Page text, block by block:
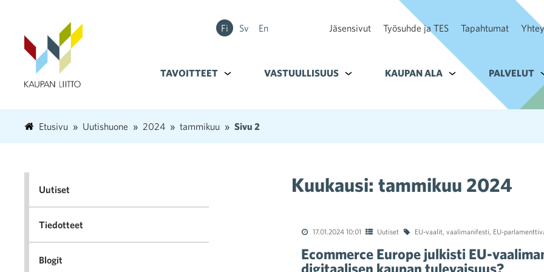
Fi Sv En Jäsensivut Työsuhde ja TES Tapahtumat
TAVOITTEET Alavalikko kohteelle Tavoitteet
VASTUULLISUUS Alavalikko kohteelle Vastuullisuus
KAUPAN ALA Alavalikko kohteelle
PALVELUT
Etusivu Uutishuone 2024 tammikuu Sivu 2
Kuukausi: tammikuu 2024
17.01.2024 10:01 Uutiset EU-vaalit, vaalimanifesti, EU-
Ecommerce Europe julkisti EU-
digitaalisen kaupan tulevaisuus?
Uutiset
Tiedotteet
Blogit